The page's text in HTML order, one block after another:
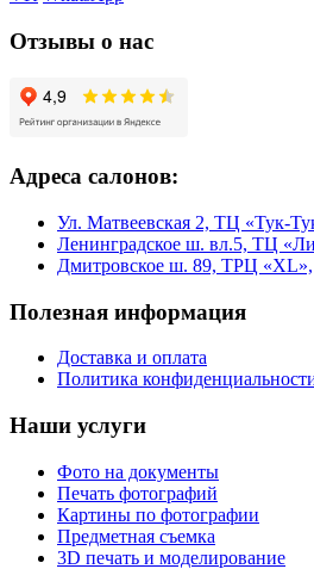
Отзывы о нас
Адреса салонов:
Ул. Матвеевская 2, ТЦ «Тук-
Ленинградское ш. вл.5, ТЦ
Дмитровское ш. 89, ТРЦ «XL»,
Полезная информация
Доставка и оплата
Политика
Наши услуги
Фото на документы
Печать фотографий
Картины по фотографии
Предметная съемка
3D печать и моделирование